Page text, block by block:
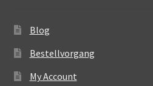
Blog
Bestellvorgang
My Account